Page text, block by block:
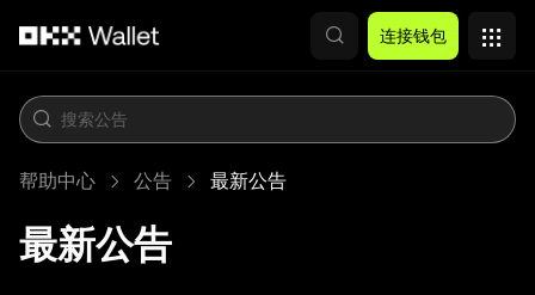
连接钱包
帮助中心 公告 最新公告
最新公告